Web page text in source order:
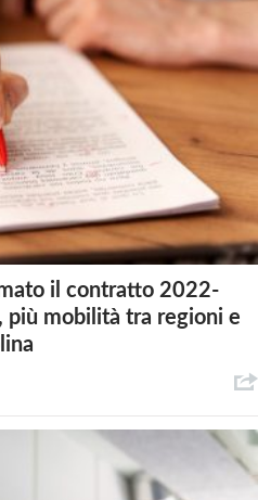
il contratto 2022-
mobilità tra regioni e